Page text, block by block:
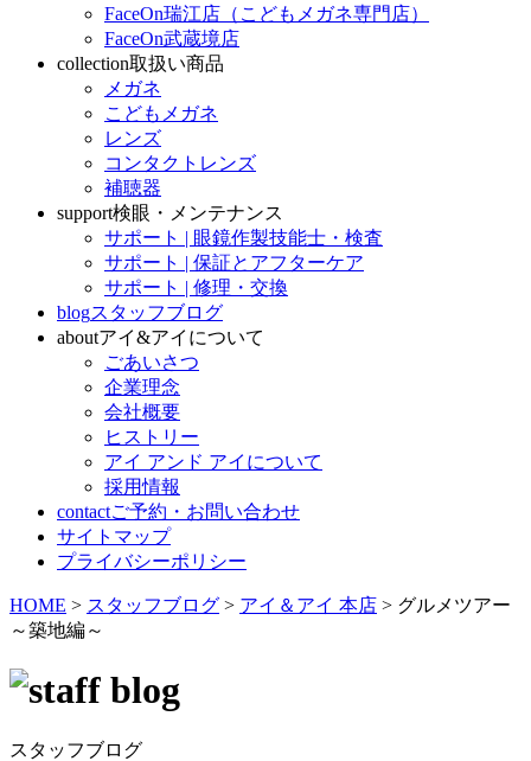
FaceOn瑞江店（こどもメガネ専門店）
FaceOn武蔵境店
collection取扱い商品
メガネ
こどもメガネ
レンズ
コンタクトレンズ
補聴器
support検眼・メンテナンス
サポート | 眼鏡作製技能士・検査
サポート | 保証とアフターケア
サポート | 修理・交換
blogスタッフブログ
aboutアイ&アイについて
ごあいさつ
企業理念
会社概要
ヒストリー
アイ アンド アイについて
採用情報
contactご予約・お問い合わせ
サイトマップ
プライバシーポリシー
HOME > スタッフブログ > アイ＆アイ 本店 > グルメツアー
～築地編～
スタッフブログ